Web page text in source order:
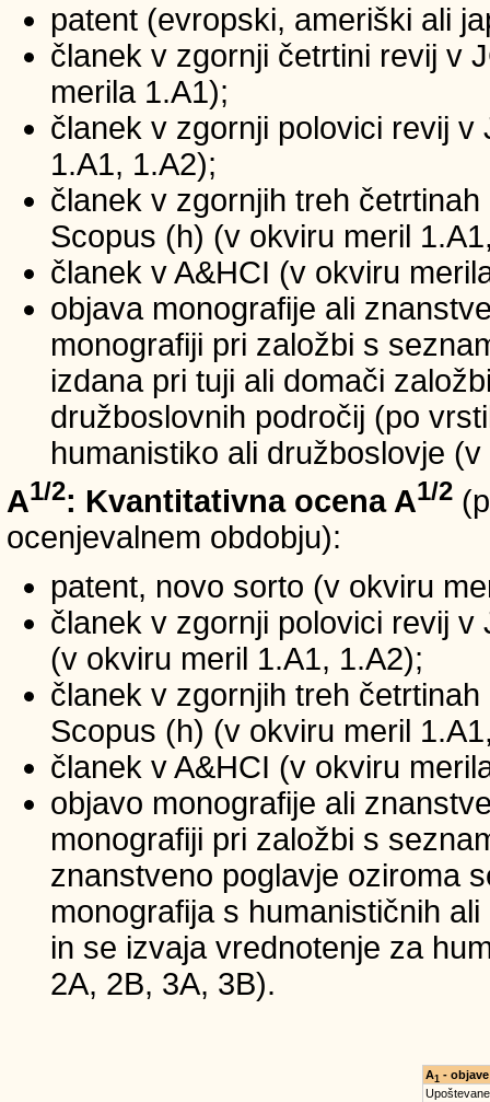
patent (evropski, ameriški ali
članek v zgornji četrtini revij v
merila 1.A1);
članek v zgornji polovici revij
1.A1, 1.A2);
članek v zgornjih treh
Scopus (h) (v okviru meril
članek v A&HCI (v okviru
objava monografije ali
monografiji pri založbi s
izdana pri tuji ali domači
družboslovnih področij (po
humanistiko ali družboslovje
A1/2: Kvantitativna ocena A1/2
ocenjevalnem obdobju):
patent, novo sorto (v okviru
članek v zgornji polovici revij
(v okviru meril 1.A1, 1.A2);
članek v zgornjih treh
Scopus (h) (v okviru meril
članek v A&HCI (v okviru
objavo monografije ali
monografiji pri založbi s
znanstveno poglavje oziroma
monografija s humanističnih
in se izvaja vrednotenje za
2A, 2B, 3A, 3B).
A1 - objave